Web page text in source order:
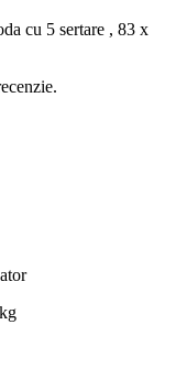
cu 5 sertare , 83 x